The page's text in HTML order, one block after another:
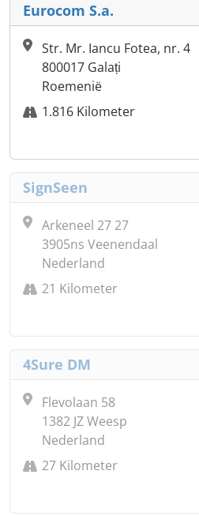
Eurocom S.a.
Str. Mr. Iancu Fotea, nr. 4
800017 Galați
Roemenië
1.816 Kilometer
SignSeen
Arkeneel 27 27
3905ns Veenendaal
Nederland
21 Kilometer
4Sure DM
Flevolaan 58
1382 JZ Weesp
Nederland
27 Kilometer